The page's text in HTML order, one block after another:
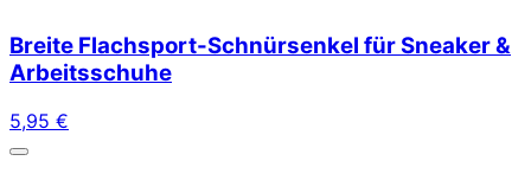
Breite Flachsport-Schnürsenkel für Sneaker &
Arbeitsschuhe
5,95 €